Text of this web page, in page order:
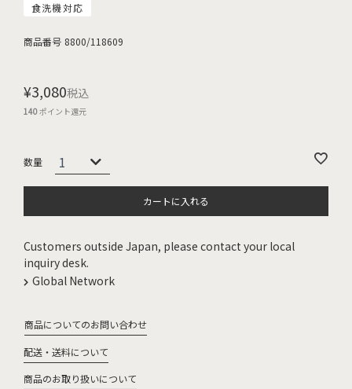
食洗機対応
商品番号 8800/118609
¥3,080税込
140ポイント還元
カートに入れる
Customers outside Japan, please contact your local
inquiry desk.
Global Network
商品についてのお問い合わせ
配送・送料について
商品のお取り扱いについて